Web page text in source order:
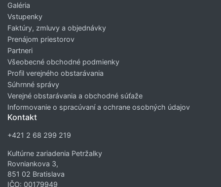
Galéria
Vstupenky
Faktúry, zmluvy a objednávky
Prenájom priestorov
Partneri
Všeobecné obchodné podmienky
Profil verejného obstarávania
Súhrnné správy
Verejné obstarávania a obchodné súťaže
Informovanie o spracúvaní a ochrane osobných údajov
Kontakt
+421 2 68 299 219
Kultúrne zariadenia Petržalky
Rovniankova 3,
851 02 Bratislava
IČO: 00179949